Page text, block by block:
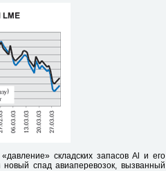
складских запасов Al и его
спад авиаперевозок, вызванный